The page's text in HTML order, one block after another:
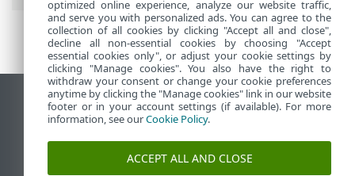
Masaüstü sitesini görüntüle
End of Life
ESET Bilgi Bankası
optimized online experience, analyze our website traffic,
and serve you with personalized ads. You can agree to the
collection of all cookies by clicking "Accept all and close",
decline all non-essential cookies by choosing "Accept
essential cookies only", or adjust your cookie settings by
clicking "Manage cookies". You also have the right to
withdraw your consent or change your cookie preferences
anytime by clicking the "Manage cookies" link in our website
footer or in your account settings (if available). For more
information, see ourCookie Policy.
ACCEPT ALL AND CLOSE